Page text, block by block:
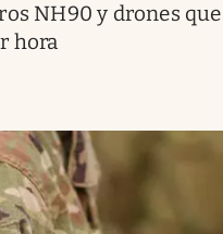
NH90 y drones que
hora